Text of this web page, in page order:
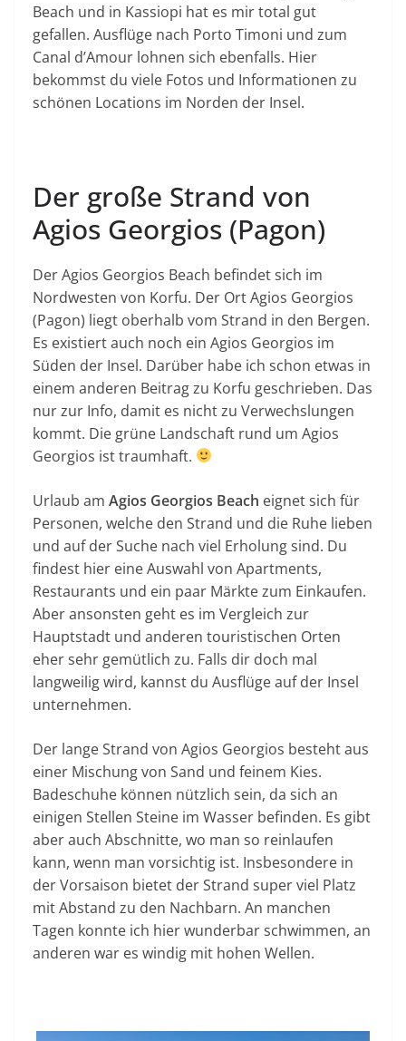
Beach und in Kassiopi hat es mir total gut
gefallen. Ausflüge nach Porto Timoni und zum
Canal d’Amour lohnen sich ebenfalls. Hier
bekommst du viele Fotos und Informationen zu
schönen Locations im Norden der Insel.
Der große Strand von
Agios Georgios (Pagon)
Der Agios Georgios Beach befindet sich im
Nordwesten von Korfu. Der Ort Agios Georgios
(Pagon) liegt oberhalb vom Strand in den Bergen.
Es existiert auch noch ein Agios Georgios im
Süden der Insel. Darüber habe ich schon etwas in
einem anderen Beitrag zu Korfu geschrieben. Das
nur zur Info, damit es nicht zu Verwechslungen
kommt. Die grüne Landschaft rund um Agios
Georgios ist traumhaft.
Urlaub am Agios Georgios Beach eignet sich für
Personen, welche den Strand und die Ruhe lieben
und auf der Suche nach viel Erholung sind. Du
findest hier eine Auswahl von Apartments,
Restaurants und ein paar Märkte zum Einkaufen.
Aber ansonsten geht es im Vergleich zur
Hauptstadt und anderen touristischen Orten
eher sehr gemütlich zu. Falls dir doch mal
langweilig wird, kannst du Ausflüge auf der Insel
unternehmen.
Der lange Strand von Agios Georgios besteht aus
einer Mischung von Sand und feinem Kies.
Badeschuhe können nützlich sein, da sich an
einigen Stellen Steine im Wasser befinden. Es gibt
aber auch Abschnitte, wo man so reinlaufen
kann, wenn man vorsichtig ist. Insbesondere in
der Vorsaison bietet der Strand super viel Platz
mit Abstand zu den Nachbarn. An manchen
Tagen konnte ich hier wunderbar schwimmen, an
anderen war es windig mit hohen Wellen.